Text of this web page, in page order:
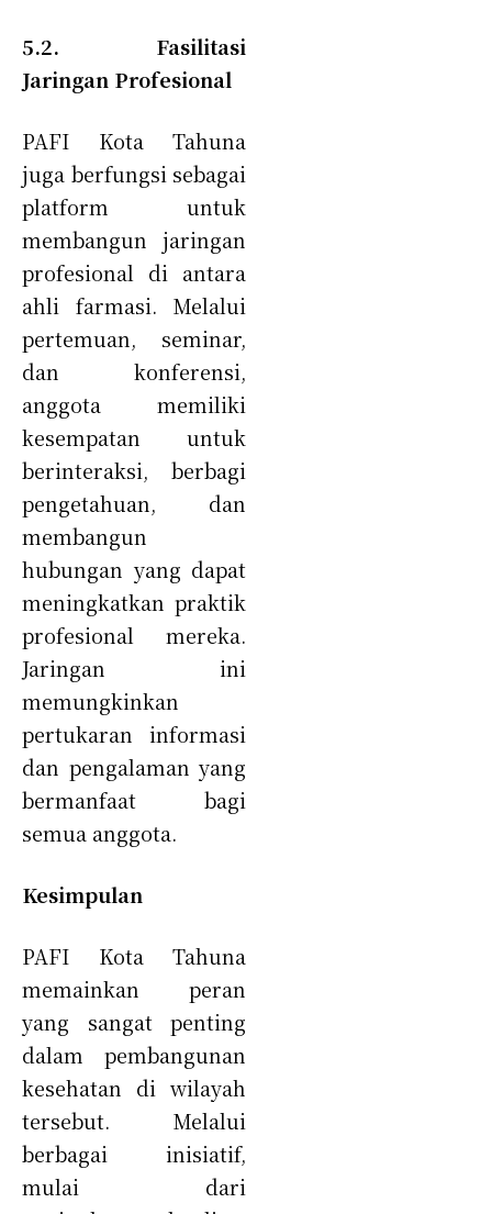
5.2. Fasilitasi
Jaringan Profesional
PAFI Kota Tahuna
juga berfungsi sebagai
platform untuk
membangun jaringan
profesional di antara
ahli farmasi. Melalui
pertemuan, seminar,
dan konferensi,
anggota memiliki
kesempatan untuk
berinteraksi, berbagi
pengetahuan, dan
membangun
hubungan yang dapat
meningkatkan praktik
profesional mereka.
Jaringan ini
memungkinkan
pertukaran informasi
dan pengalaman yang
bermanfaat bagi
semua anggota.
Kesimpulan
PAFI Kota Tahuna
memainkan peran
yang sangat penting
dalam pembangunan
kesehatan di wilayah
tersebut. Melalui
berbagai inisiatif,
mulai dari